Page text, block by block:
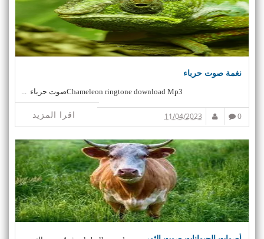
نغمة صوت حرباء
Chameleon ringtone download Mp3صوت حرباء ...
اقرا المزيد 0
11/04/2023